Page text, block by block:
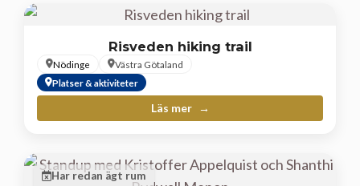
Risveden hiking trail
Nödinge
Västra Götaland
Platser & aktiviteter
Läs mer
Har redan ägt rum